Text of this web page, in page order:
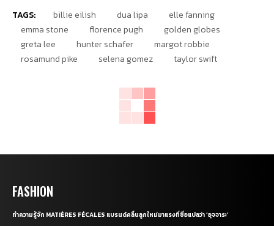
TAGS: billie eilish dua lipa
elle fanning
emma stone
florence pugh
golden globes
greta lee
hunter schafer
margot robbie
rosamund pike
selena gomez taylor swift
FASHION
ทำความรู้จัก MATIÈRES FÉCALES แบรนด์คลื่นลูกใหม่มาแรงที่ชื่อแปลว่า ‘อุจจาระ’